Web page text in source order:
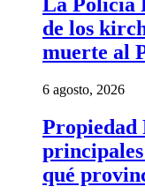
La Policía
de los
muerte al
6 agosto, 2026
Propiedad
qué